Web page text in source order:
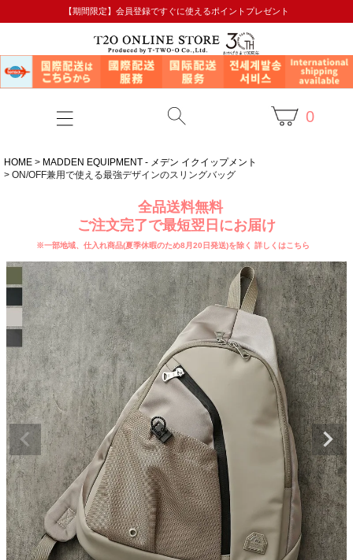
【期間限定】会員登録ですぐに使えるポイントプレゼント
0
HOME
MADDEN EQUIPMENT - メデン イクイップメント
ON/OFF兼用で使える最強デザインのスリングバッグ
全品送料無料
ご注文完了で最短翌日にお届け
※一部地域、仕入れ商品(夏季休暇のため8月20日発送)を除く 詳しくはこちら